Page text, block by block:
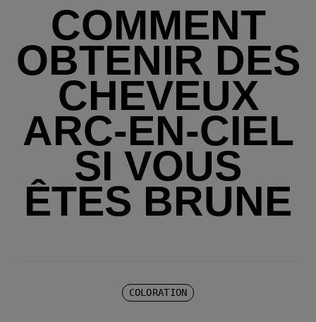
COMMENT
OBTENIR DES
CHEVEUX
ARC-EN-CIEL
SI VOUS
ÊTES BRUNE
COLORATION